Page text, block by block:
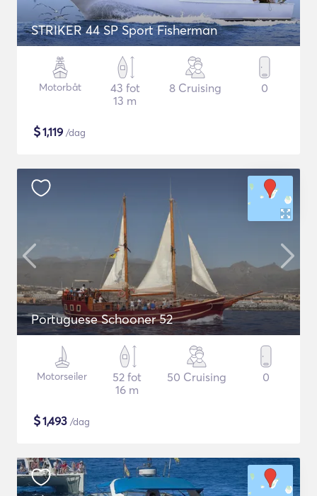
STRIKER 44 SP Sport Fisherman
Motorbåt
43 fot
13 m
8 Cruising 0
$1,119 /dag
Portuguese Schooner 52
Motorseiler
52 fot
16 m
50 Cruising 0
$1,493 /dag